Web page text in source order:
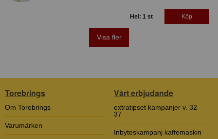
Hel: 1 st Köp
Visa fler
Torebrings
Om Torebrings
Varumärken
Vårt erbjudande
extratipset kampanjer v. 32-
37
Inbyteskampanj kaffemaskin